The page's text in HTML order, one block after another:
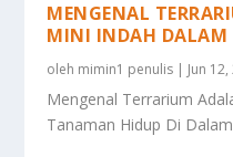
MENGENAL
MINI INDAH DALAM
oleh mimin1 penulis | Jun
Mengenal Terrarium
Tanaman Hidup Di